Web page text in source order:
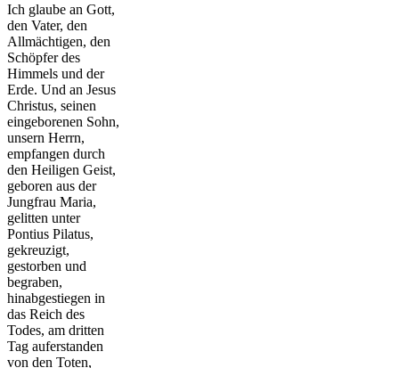
Ich glaube an Gott,
den Vater, den
Allmächtigen, den
Schöpfer des
Himmels und der
Erde. Und an Jesus
Christus, seinen
eingeborenen Sohn,
unsern Herrn,
empfangen durch
den Heiligen Geist,
geboren aus der
Jungfrau Maria,
gelitten unter
Pontius Pilatus,
gekreuzigt,
gestorben und
begraben,
hinabgestiegen in
das Reich des
Todes, am dritten
Tag auferstanden
von den Toten,